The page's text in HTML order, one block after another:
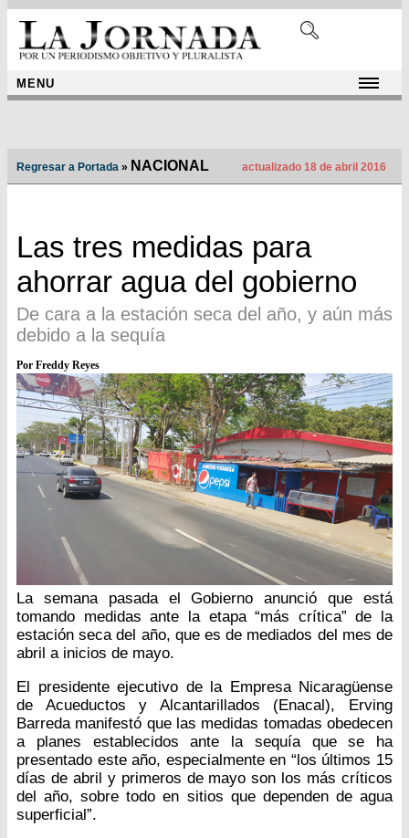
MENU
Regresar a Portada » NACIONAL actualizado 18 de abril 2016
Las tres medidas para
ahorrar agua del gobierno
De cara a la estación seca del año, y aún más
debido a la sequía
Por Freddy Reyes
La semana pasada el Gobierno anunció que está
tomando medidas ante la etapa “más crítica” de la
estación seca del año, que es de mediados del mes de
abril a inicios de mayo.
El presidente ejecutivo de la Empresa Nicaragüense
de Acueductos y Alcantarillados (Enacal), Erving
Barreda manifestó que las medidas tomadas obedecen
a planes establecidos ante la sequía que se ha
presentado este año, especialmente en “los últimos 15
días de abril y primeros de mayo son los más críticos
del año, sobre todo en sitios que dependen de agua
superficial”.